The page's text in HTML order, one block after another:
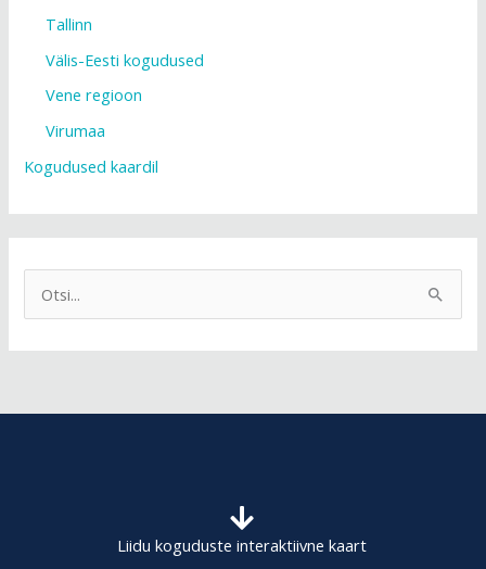
Tallinn
Välis-Eesti kogudused
Vene regioon
Virumaa
Kogudused kaardil
Liidu koguduste interaktiivne kaart